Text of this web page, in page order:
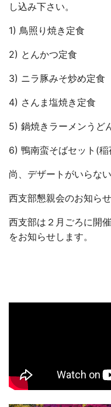
し込み下さい。
1) 鳥照り焼き定食
2) とんかつ定食
3) ニラ豚みそ炒め定食
4) さんま塩焼き定食
5) 鍋焼きラーメンうど
6) 鴨南蛮そばセット(
尚、デザートがいらな
西支部懇親会のお知らせ
西支部は ２月ごろに開
をお知らせします。